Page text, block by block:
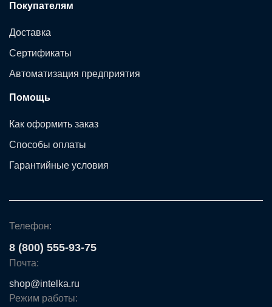
Покупателям
Доставка
Сертификаты
Автоматизация предприятия
Помощь
Как оформить заказ
Способы оплаты
Гарантийные условия
Телефон:
8 (800) 555-93-75
Почта:
shop@intelka.ru
Режим работы: